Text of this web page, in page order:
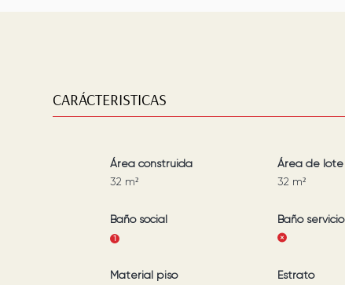
CARÁCTERISTICAS
Área construida
32 m²
Área de lote
32 m²
Baño social
1
Baño servicio
Material piso
Estrato